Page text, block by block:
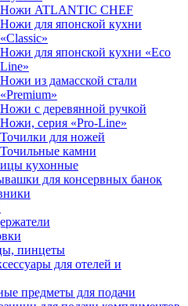
Ножи ATLANTIC CHEF
Ножи для японской кухни
«Classic»
Ножи для японской кухни «Eco
Line»
Ножи из дамасской стали
«Premium»
Ножи с деревянной ручкой
Ножи, серия «Pro-Line»
Точилки для ножей
Точильные камни
кухонные
для консервных банок
пинцеты
для отелей и
предметы для подачи